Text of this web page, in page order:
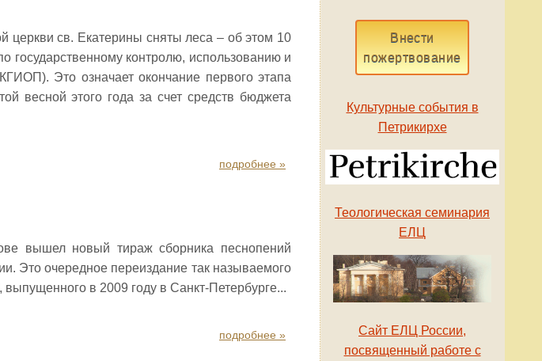
церкви св. Екатерины сняты леса – об этом 10
государственному контролю, использованию и
Это означает окончание первого этапа
весной этого года за счет средств бюджета
подробнее »
вышел новый тираж сборника песнопений
Это очередное переиздание так называемого
в 2009 году в Санкт-Петербурге...
подробнее »
Внести
пожертвование
Культурные события в
Петрикирхе
Теологическая семинария
ЕЛЦ
Сайт ЕЛЦ России,
посвященный работе с